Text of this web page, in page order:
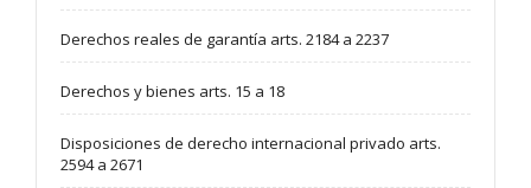
Derechos reales de garantía arts. 2184 a 2237
Derechos y bienes arts. 15 a 18
Disposiciones de derecho internacional privado arts.
2594 a 2671